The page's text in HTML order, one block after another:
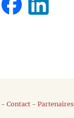
- Contact - Partenaires